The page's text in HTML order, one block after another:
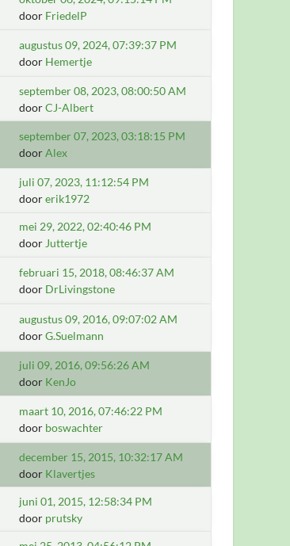
door FriedelP
augustus 09, 2024, 07:39:37 PM
door Hemertje
september 08, 2023, 08:00:50 AM
doorCJ-Albert
september 07, 2023, 03:18:15 PM
doorAlex
juli 07, 2023, 11:12:54 PM
doorerik1972
mei 29, 2022, 02:40:46 PM
door Juttertje
februari 15, 2018, 08:46:37 AM
door DrLivingstone
augustus 09, 2016, 09:07:02 AM
doorG.Suelmann
juli 09, 2016, 09:56:26 AM
door KenJo
maart 10, 2016, 07:46:22 PM
door boswachter
december 15, 2015, 10:32:17 AM
door Klavertjes
juni 01, 2015, 12:58:34 PM
door prutsky